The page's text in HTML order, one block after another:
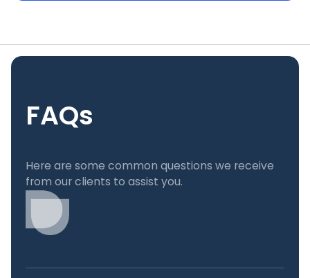
FAQs
Here are some common questions we receive
from our clients to assist you.